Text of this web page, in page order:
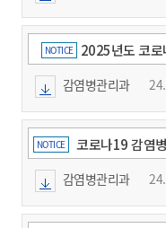
NOTICE 2025년도 코
감염병관리과
NOTICE
코로나19 감염
및
감염병관리과